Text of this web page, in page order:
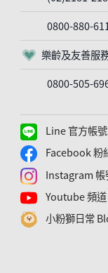
0800-880-
客服符號
樂齡及友善服
0800-505-
Line 官方帳
Facebook 粉
Instagram
Youtube 頻
小粉獅日常